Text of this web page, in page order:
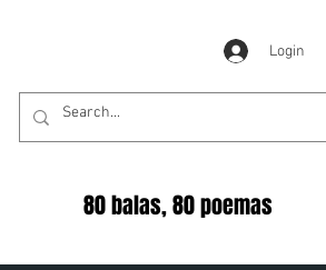
Login
80 balas, 80 poemas